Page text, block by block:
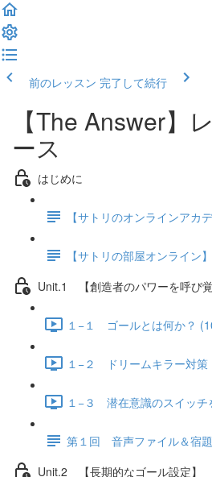
前のレッスン 完了して続行
【The Answer】
ース
はじめに
【サトリのオンラインアカ
【サトリの部屋オンライン
Unit.1 【創造者のパワーを呼び覚
１−１ ゴールとは何か？
１−２ ドリームキラー対策
１−３ 潜在意識のスイッチ
第１回 音声ファイル＆宿
Unit.2 【長期的なゴール設定】